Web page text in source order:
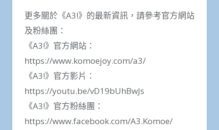
更多關於《A3!》的最新資訊，請參考官方網站
及粉絲團：
《A3!》官方網站：
https://www.komoejoy.com/a3/
《A3!》官方影片：
https://youtu.be/vD19bUhBwJs
《A3!》官方粉絲團：
https://www.facebook.com/A3.Komoe/